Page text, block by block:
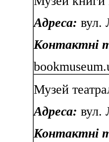
Адреса:
Контактні
Музей
Адреса:
Контактні